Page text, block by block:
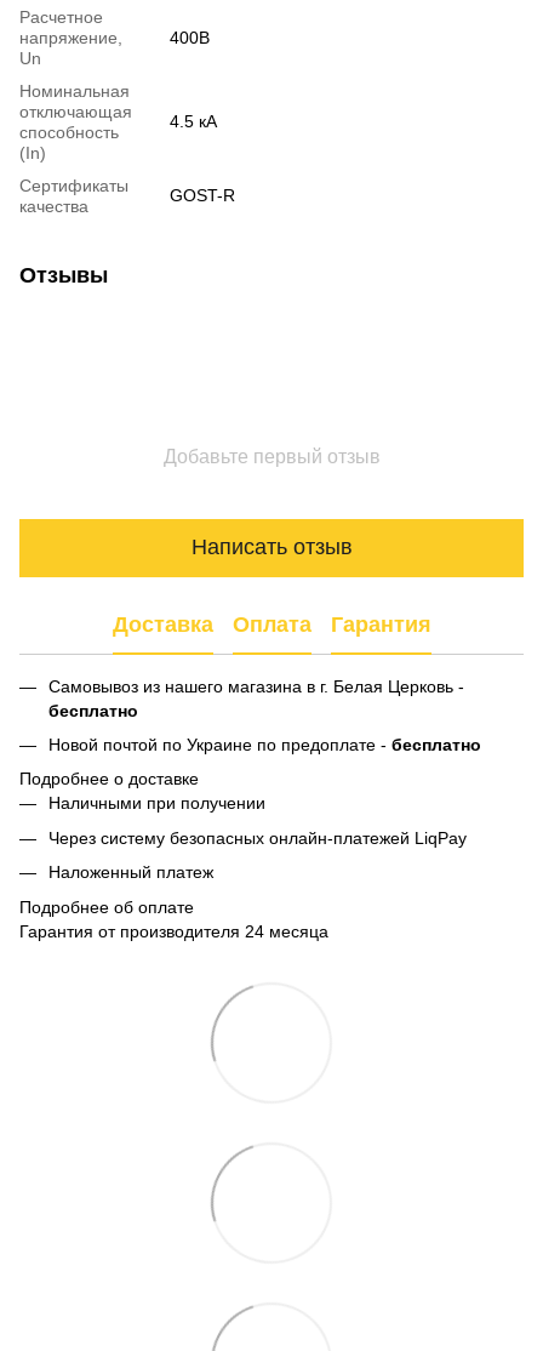
Расчетное
напряжение,
Un
400В
Номинальная
отключающая
способность
(In)
4.5 кА
Сертификаты
качества
GOST-R
Отзывы
Добавьте первый отзыв
Написать отзыв
Доставка Оплата Гарантия
Самовывоз из нашего магазина в г. Белая Церковь -
бесплатно
Новой почтой по Украине по предоплате - бесплатно
Подробнее о доставке
Наличными при получении
Через систему безопасных онлайн-платежей LiqPay
Наложенный платеж
Подробнее об оплате
Гарантия от производителя 24 месяца